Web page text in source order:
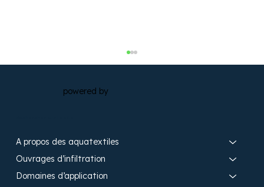
powered by
A propos des aquatextiles​
Ouvrages d’infiltration​
Domaines d’application